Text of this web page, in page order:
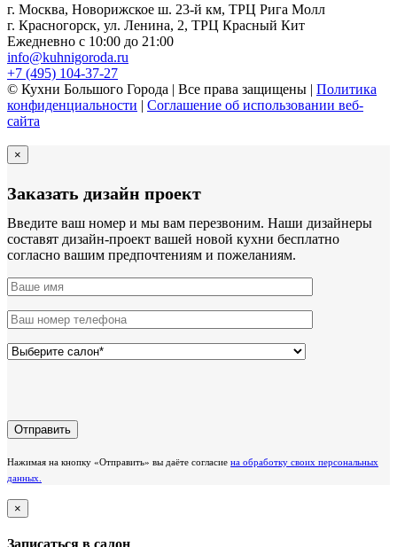
г. Москва, Новорижское ш. 23-й км, ТРЦ Рига Молл
г. Красногорск, ул. Ленина, 2, ТРЦ Красный Кит
Ежедневно с 10:00 до 21:00
info@kuhnigoroda.ru
+7 (495) 104-37-27
© Кухни Большого Города | Все права защищены | Политика
конфиденциальности | Соглашение об использовании веб-
сайта
×
Заказать дизайн проект
Введите ваш номер и мы вам перезвоним. Наши дизайнеры
составят дизайн-проект вашей новой кухни бесплатно
согласно вашим предпочтениям и пожеланиям.
Нажимая на кнопку «Отправить» вы даёте согласие на обработку своих персональных
данных.
×